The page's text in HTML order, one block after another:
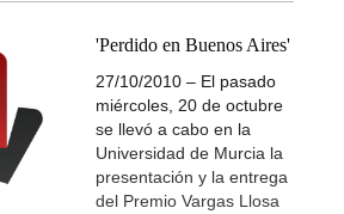
'Perdido en Buenos Aires'
27/10/2010 – El pasado
miércoles, 20 de octubre
se llevó a cabo en la
Universidad de Murcia la
presentación y la entrega
del Premio Vargas Llosa